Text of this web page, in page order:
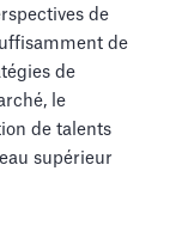
de
de
de
le
de talents
supérieur